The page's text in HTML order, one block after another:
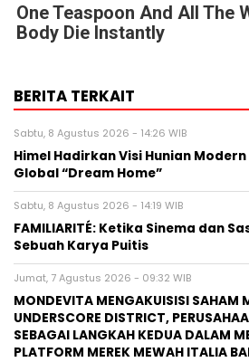
One Teaspoon And All The
Body Die Instantly
BERITA TERKAIT
Sabtu, 8 Agustus 2026 - 14:26 WIB
Himel Hadirkan Visi Hunian
Global “Dream Home”
Sabtu, 8 Agustus 2026 - 14:19 WIB
FAMILIARITÉ: Ketika Sinema dan
Sebuah Karya Puitis
Jumat, 7 Agustus 2026 - 09:32 WIB
MONDEVITA MENGAKUISISI SAHAM
UNDERSCORE DISTRICT,
SEBAGAI LANGKAH KEDUA DALAM
PLATFORM MEREK MEWAH ITALIA